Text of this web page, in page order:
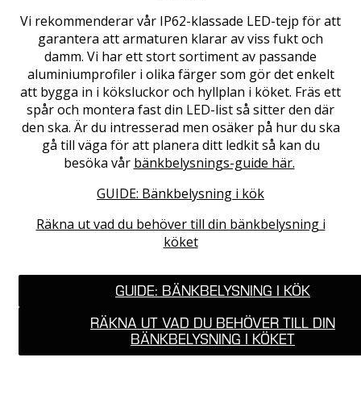
Vi rekommenderar vår IP62-klassade LED-tejp för att
garantera att armaturen klarar av viss fukt och
damm. Vi har ett stort sortiment av passande
aluminiumprofiler i olika färger som gör det enkelt
att bygga in i köksluckor och hyllplan i köket. Fräs ett
spår och montera fast din LED-list så sitter den där
den ska. Är du intresserad men osäker på hur du ska
gå till väga för att planera ditt ledkit så kan du
besöka vår bänkbelysnings-guide här.
GUIDE: Bänkbelysning i kök
Räkna ut vad du behöver till din bänkbelysning i
köket
GUIDE: BÄNKBELYSNING I KÖK
RÄKNA UT VAD DU BEHÖVER TILL DIN
BÄNKBELYSNING I KÖKET